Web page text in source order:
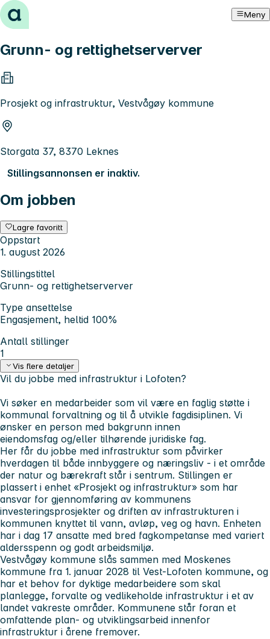
Hopp til innhold Meny
Grunn- og rettighetserverver
Prosjekt og infrastruktur, Vestvågøy kommune
Storgata 37, 8370 Leknes
Stillingsannonsen er inaktiv.
Om jobben
Lagre favoritt
Oppstart
1. august 2026
Stillingstittel
Grunn- og rettighetserverver
Type ansettelse
Engasjement, heltid 100%
Antall stillinger
1
Vis flere detaljer
Vil du jobbe med infrastruktur i Lofoten?
Vi søker en medarbeider som vil være en faglig støtte i
kommunal forvaltning og til å utvikle fagdisiplinen. Vi
ønsker en person med bakgrunn innen
eiendomsfag og/eller tilhørende juridiske fag.
Her får du jobbe med infrastruktur som påvirker
hverdagen til både innbyggere og næringsliv - i et område
der natur og bærekraft står i sentrum. Stillingen er
plassert i enhet «Prosjekt og infrastruktur» som har
ansvar for gjennomføring av kommunens
investeringsprosjekter og driften av infrastrukturen i
kommunen knyttet til vann, avløp, veg og havn. Enheten
har i dag 17 ansatte med bred fagkompetanse med variert
aldersspenn og godt arbeidsmiljø.
Vestvågøy kommune slås sammen med Moskenes
kommune fra 1. januar 2028 til Vest-Lofoten kommune, og
har et behov for dyktige medarbeidere som skal
planlegge, forvalte og vedlikeholde infrastruktur i et av
landet vakreste områder. Kommunene står foran et
omfattende plan- og utviklingsarbeid innenfor
infrastruktur i årene fremover.